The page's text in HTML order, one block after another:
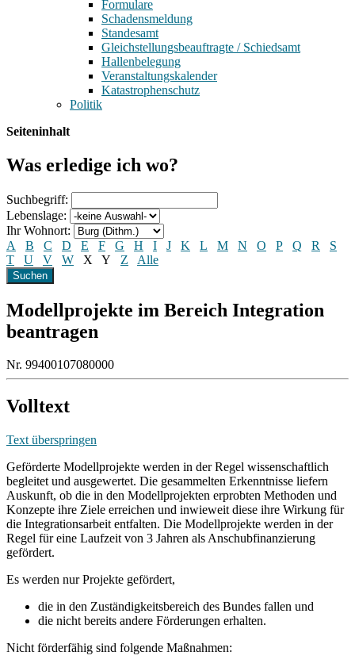
Formulare
Schadensmeldung
Standesamt
Gleichstellungsbeauftragte / Schiedsamt
Hallenbelegung
Veranstaltungskalender
Katastrophenschutz
Politik
Seiteninhalt
Was erledige ich wo?
Suchbegriff:
Lebenslage:
Ihr Wohnort:
A
B C D E F G H I J K L M N O P Q R
S
T
U V W X Y Z Alle
Modellprojekte im Bereich Integration
beantragen
Nr. 99400107080000
Volltext
Text überspringen
Geförderte Modellprojekte werden in der Regel wissenschaftlich
begleitet und ausgewertet. Die gesammelten Erkenntnisse liefern
Auskunft, ob die in den Modellprojekten erprobten Methoden und
Konzepte ihre Ziele erreichen und inwieweit diese ihre Wirkung für
die Integrationsarbeit entfalten. Die Modellprojekte werden in der
Regel für eine Laufzeit von 3 Jahren als Anschubfinanzierung
gefördert.
Es werden nur Projekte gefördert,
die in den Zuständigkeitsbereich des Bundes fallen und
die nicht bereits andere Förderungen erhalten.
Nicht förderfähig sind folgende Maßnahmen: